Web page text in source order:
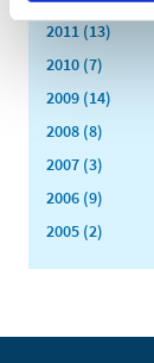
2011 (13)
2010 (7)
2009 (14)
2008 (8)
2007 (3)
2006 (9)
2005 (2)